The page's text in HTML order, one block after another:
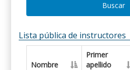
Buscar
Lista pública de instructores
Nombre
Primer
apellido